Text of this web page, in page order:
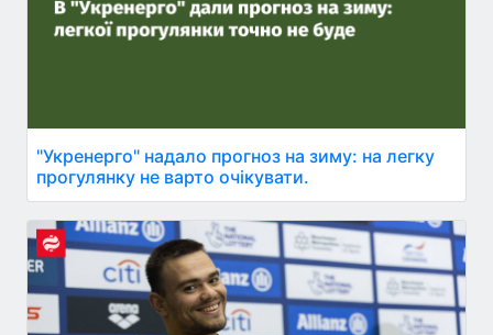
"Укренерго" надало прогноз на зиму: на легку
прогулянку не варто очікувати.